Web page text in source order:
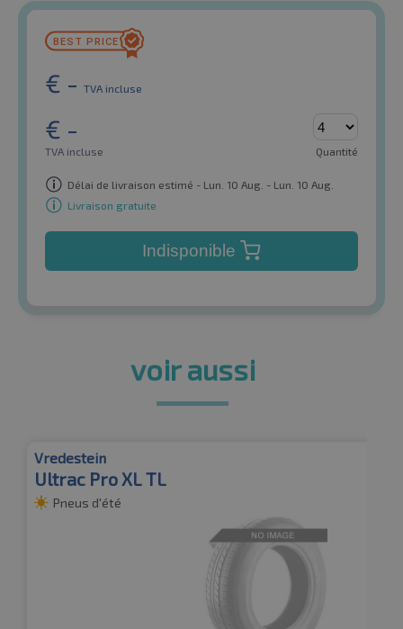
€ - TVA incluse
€ -
TVA incluse Quantité
Délai de livraison estimé - Lun. 10 Aug. - Lun. 10 Aug.
Livraison gratuite
Indisponible
voir aussi
Vredestein
Ultrac Pro XL TL
Pneus d'été